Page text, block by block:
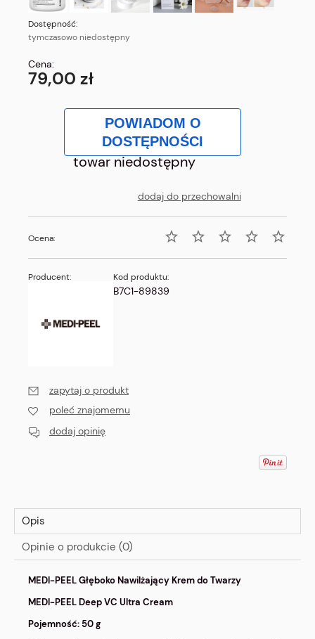
Dostępność:
tymczasowo niedostępny
Cena:
79,00 zł
POWIADOM O
DOSTĘPNOŚCI
towar niedostępny
dodaj do przechowalni
Ocena:
Producent: Kod produktu:
B7C1-89839
zapytaj o produkt
poleć znajomemu
dodaj opinię
Opis
Opinie o produkcie (0)
MEDI-PEEL Głęboko Nawilżający Krem do Twarzy
MEDI-PEEL Deep VC Ultra Cream
Pojemność: 50 g